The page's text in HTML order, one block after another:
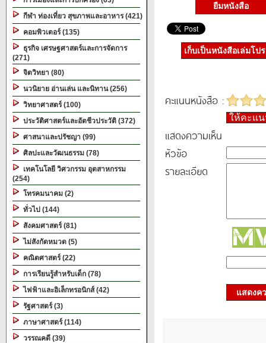
กีฬา ท่องเที่ยว สุขภาพและอาหาร (421)
คอมพิวเตอร์ (135)
ธุรกิจ เศรษฐศาสตร์และการจัดการ
(271)
จิตวิทยา (80)
นวนิยาย อ่านเล่น และนิทาน (256)
วิทยาศาสตร์ (100)
ประวัติศาสตร์และอัตชีวประวัติ (372)
ศาสนาและปรัชญา (99)
ศิลปะและวัฒนธรรม (78)
เทคโนโลยี วิศวกรรม อุตสาหกรรม
(254)
โทรคมนาคม (2)
ทั่วไป (144)
สังคมศาสตร์ (81)
ไม่สังกัดหมวด (5)
คณิตศาสตร์ (22)
การเรียนรู้สำหรับเด็ก (78)
ไฟฟ้าและอิเล็กทรอนิกส์ (42)
รัฐศาสตร์ (3)
ภาษาศาสตร์ (114)
วรรณคดี (39)
ยืมหนังสือ
เก็บเป็นหนังสือเล่มโป
คะแนนหนังสือ :
ให้คะแ
แสดงความเห็น
หัวข้อ
รายละเอียด
แสดงค